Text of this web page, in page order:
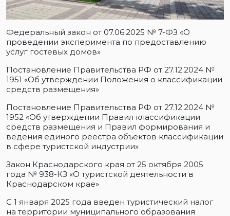
Федеральный закон от 07.06.2025 № 7-ФЗ «О
проведении эксперимента по предоставлению
услуг гостевых домов»
Постановление Правительства РФ от 27.12.2024 №
1951 «Об утверждении Положения о классификации
средств размещения»
Постановление Правительства РФ от 27.12.2024 №
1952 «Об утверждении Правил классификации
средств размещения и Правил формирования и
ведения единого реестра объектов классификации
в сфере туристской индустрии»
Закон Краснодарского края от 25 октября 2005
года № 938-КЗ «О туристской деятельности в
Краснодарском крае»
С 1 января 2025 года введен туристический налог
на территории муниципального образования